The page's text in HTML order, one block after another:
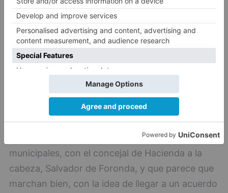
Mientras, la portavoz del equipo de Gobierno,
Gema Conde, ha dicho que prosiguen las
conversaciones con todos los grupos
municipales, con el concejal de Hacienda a la
cabeza, Salvador de Foronda, y que parece que
marchan bien, con la idea de llegar a un acuerdo